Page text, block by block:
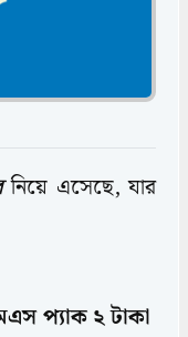
নিয়ে এসেছে, যার
প্যাক ২ টাকা